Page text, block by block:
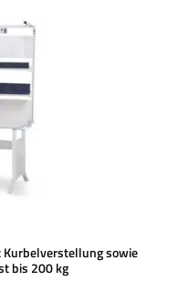
sowie
bis 200 kg